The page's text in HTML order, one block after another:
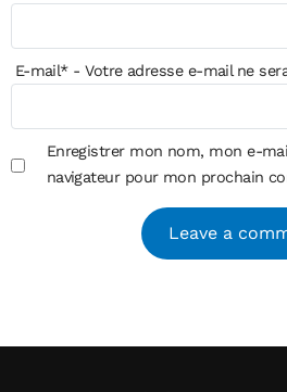
E-mail*- Votre adresse e-mail ne
Enregistrer mon nom, mon e-
navigateur pour mon prochain